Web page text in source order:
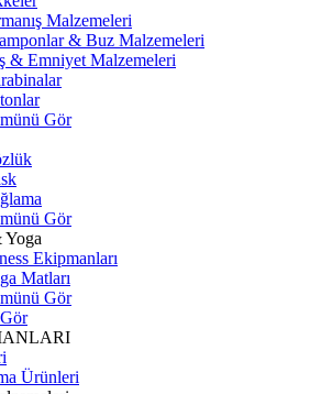
Malzemeleri
& Buz Malzemeleri
& Emniyet Malzemeleri
Gör
Gör
Yoga
Ekipmanları
Matları
Gör
Ürünleri